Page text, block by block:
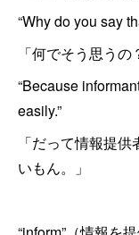
“Why do you say
「何でそう思うの
“Because
easily.”
「だって情報提
いもん。」